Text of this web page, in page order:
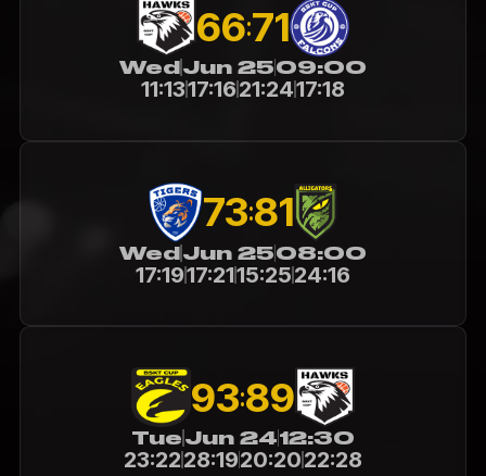
66:71
WedJun 2509:00
11:1317:1621:2417:18
73:81
WedJun 2508:00
17:1917:2115:2524:16
93:89
TueJun 2412:30
23:2228:1920:2022:28